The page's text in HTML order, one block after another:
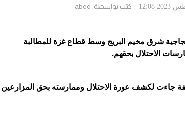
كتب بواسطة: abed
شرق مخيم البريج وسط قطاع غزة للمطالبة
الاحتلال بحقهم.
جاءت لكشف عورة الاحتلال وممارسته بحق المزارعين